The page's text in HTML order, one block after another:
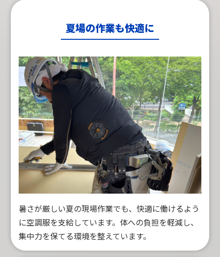
夏場の作業も快適に
暑さが厳しい夏の現場作業でも、快適に働けるよう
に空調服を支給しています。体への負担を軽減し、
集中力を保てる環境を整えています。